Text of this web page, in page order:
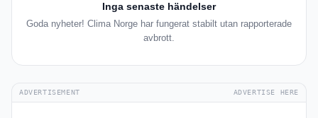
Inga senaste händelser
Goda nyheter! Clima Norge har fungerat stabilt utan rapporterade
avbrott.
ADVERTISEMENT ADVERTISE HERE